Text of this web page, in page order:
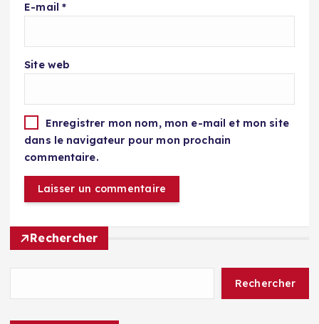
E-mail*
Site web
Enregistrer mon nom, mon e-mail et mon site
dans le navigateur pour mon prochain
commentaire.
Rechercher
Rechercher